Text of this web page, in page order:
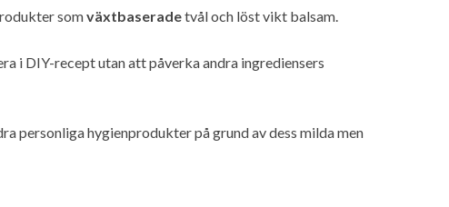
somväxtbaseradetvål och löst vikt balsam.
i DIY-recept utan att påverka andra ingrediensers
personliga hygienprodukter på grund av dess milda men